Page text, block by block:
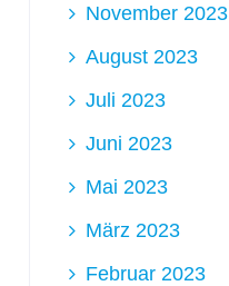
November 2023
August 2023
Juli 2023
Juni 2023
Mai 2023
März 2023
Februar 2023